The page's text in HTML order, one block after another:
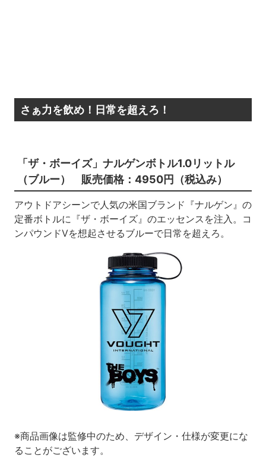
さぁ力を飲め！日常を超えろ！
「ザ・ボーイズ」ナルゲンボトル1.0リットル
（ブルー） 販売価格：4950円（税込み）
アウトドアシーンで人気の米国ブランド『ナルゲン』の
定番ボトルに『ザ・ボーイズ』のエッセンスを注入。コ
ンパウンドVを想起させるブルーで日常を超えろ。
※商品画像は監修中のため、デザイン・仕様が変更にな
ることがございます。